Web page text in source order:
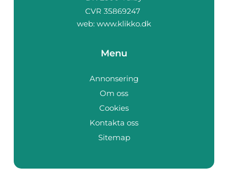
web: www.klikko.dk
Menu
Annonsering
Om oss
Cookies
Kontakta oss
Sitemap